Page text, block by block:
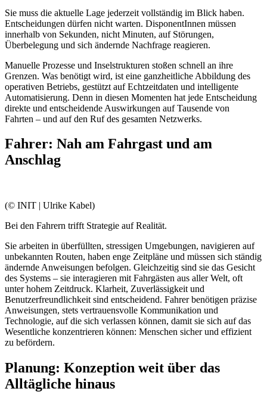
Sie muss die aktuelle Lage jederzeit vollständig im Blick haben.
Entscheidungen dürfen nicht warten. DisponentInnen müssen
innerhalb von Sekunden, nicht Minuten, auf Störungen,
Überbelegung und sich ändernde Nachfrage reagieren.
Manuelle Prozesse und Inselstrukturen stoßen schnell an ihre
Grenzen. Was benötigt wird, ist eine ganzheitliche Abbildung des
operativen Betriebs, gestützt auf Echtzeitdaten und intelligente
Automatisierung. Denn in diesen Momenten hat jede Entscheidung
direkte und entscheidende Auswirkungen auf Tausende von
Fahrten – und auf den Ruf des gesamten Netzwerks.
Fahrer: Nah am Fahrgast und am
Anschlag
(© INIT | Ulrike Kabel)
Bei den Fahrern trifft Strategie auf Realität.
Sie arbeiten in überfüllten, stressigen Umgebungen, navigieren auf
unbekannten Routen, haben enge Zeitpläne und müssen sich ständig
ändernde Anweisungen befolgen. Gleichzeitig sind sie das Gesicht
des Systems – sie interagieren mit Fahrgästen aus aller Welt, oft
unter hohem Zeitdruck. Klarheit, Zuverlässigkeit und
Benutzerfreundlichkeit sind entscheidend. Fahrer benötigen präzise
Anweisungen, stets vertrauensvolle Kommunikation und
Technologie, auf die sich verlassen können, damit sie sich auf das
Wesentliche konzentrieren können: Menschen sicher und effizient
zu befördern.
Planung: Konzeption weit über das
Alltägliche hinaus